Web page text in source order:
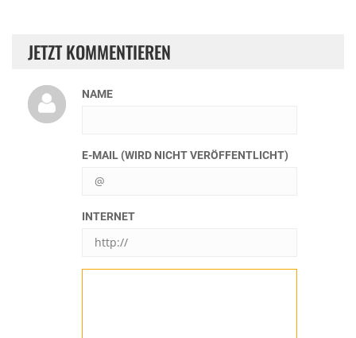
JETZT KOMMENTIEREN
NAME
E-MAIL (WIRD NICHT VERÖFFENTLICHT)
INTERNET